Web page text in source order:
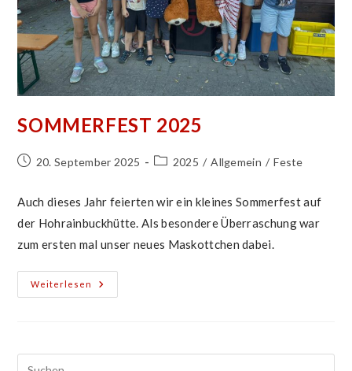
SOMMERFEST 2025
Beitrag20. September 2025
Beitrags-
2025 / Allgemein / Feste
Auch dieses Jahr feierten wir ein kleines Sommerfest auf
der Hohrainbuckhütte. Als besondere Überraschung war
zum ersten mal unser neues Maskottchen dabei.
Weiterlesen
Sommerfest
2025